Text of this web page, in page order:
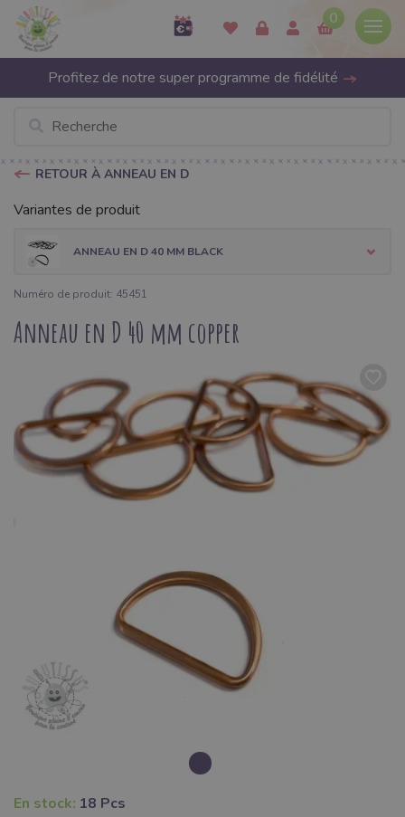
0
Profitez de notre super programme de fidélité
RETOUR À ANNEAU EN D
Variantes de produit
ANNEAU EN D 40 MM BLACK
Numéro de produit: 45451
Anneau en D 40 mm copper
En stock: 18 Pcs